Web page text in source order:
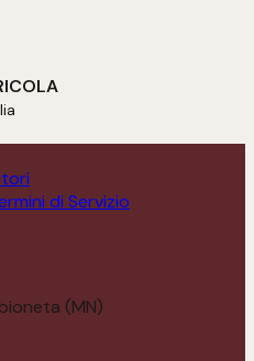
di Servizio
(MN)